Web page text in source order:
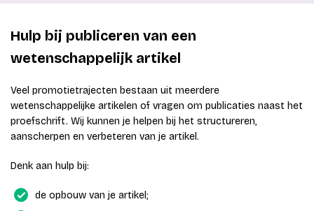
Hulp bij publiceren van een
wetenschappelijk artikel
Veel promotietrajecten bestaan uit meerdere
wetenschappelijke artikelen of vragen om publicaties naast het
proefschrift. Wij kunnen je helpen bij het structureren,
aanscherpen en verbeteren van je artikel.
Denk aan hulp bij:
de opbouw van je artikel;